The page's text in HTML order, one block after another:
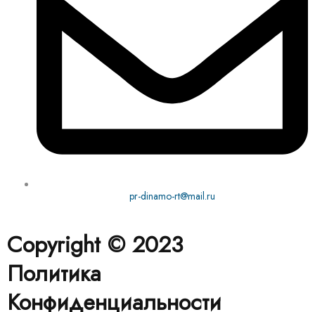
pr-dinamo-rt@mail.ru
Copyright © 2023
Политика
Конфиденциальности